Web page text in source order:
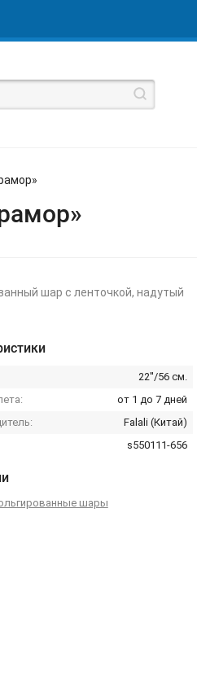
шар с ленточкой, надутый
22''/56 см.
от 1 до 7 дней
Falali (Китай)
s550111-656
шары